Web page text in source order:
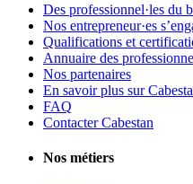
Des professionnel·les du
Nos entrepreneur·es
Qualifications et
Annuaire des
Nos partenaires
En savoir plus sur
FAQ
Contacter Cabestan
Nos métiers